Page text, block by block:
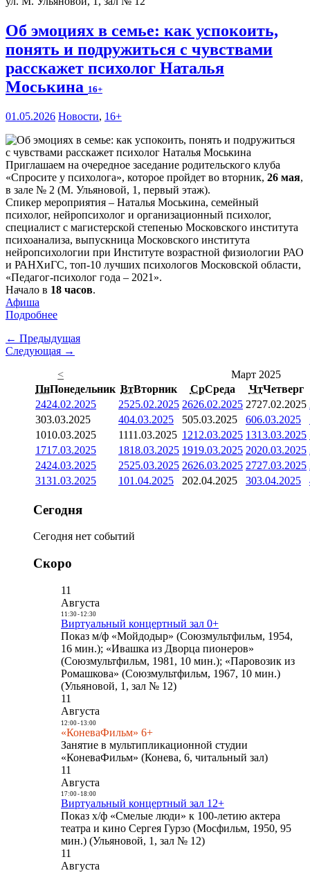
Об эмоциях в семье: как успокоить,
понять и подружиться с чувствами
расскажет психолог Наталья
Моськина 16+
01.05.2026 Новости, 16+
Приглашаем на очередное заседание родительского клуба
«Спросите у психолога», которое пройдет во вторник, 26 мая,
в зале № 2 (М. Ульяновой, 1, первый этаж).
Спикер мероприятия – Наталья Моськина, семейный
психолог, нейропсихолог и организационный психолог,
специалист с магистерской степенью Московского института
психоанализа, выпускница Московского института
нейропсихологии при Институте возрастной физиологии РАО
и РАНХиГС, топ-10 лучших психологов Московской области,
«Педагог-психолог года – 2021».
Начало в 18 часов.
Афиша
Подробнее
← Предыдущая
Следующая →
<
Март 2025
ПнПонедельник ВтВторник СрСреда ЧтЧетверг
2424.02.2025 2525.02.2025 2626.02.2025 2727.02.2025
303.03.2025 404.03.2025 505.03.2025 606.03.2025
1010.03.2025 1111.03.2025 1212.03.2025 1313.03.2025
1717.03.2025 1818.03.2025 1919.03.2025 2020.03.2025
2424.03.2025 2525.03.2025 2626.03.2025 2727.03.2025
3131.03.2025 101.04.2025 202.04.2025 303.04.2025
Сегодня
Сегодня нет событий
Скоро
11
Августа
11:30- 12:30
Виртуальный концертный зал 0+
Показ м/ф «Мойдодыр» (Союзмультфильм, 1954,
16 мин.); «Ивашка из Дворца пионеров»
(Союзмультфильм, 1981, 10 мин.); «Паровозик из
Ромашкова» (Союзмультфильм, 1967, 10 мин.)
(Ульяновой, 1, зал № 12)
11
Августа
12:00- 13:00
«КоневаФильм» 6+
Занятие в мультипликационной студии
«КоневаФильм» (Конева, 6, читальный зал)
11
Августа
17:00- 18:00
Виртуальный концертный зал 12+
Показ х/ф «Смелые люди» к 100-летию актера
театра и кино Сергея Гурзо (Мосфильм, 1950, 95
мин.) (Ульяновой, 1, зал № 12)
11
Августа